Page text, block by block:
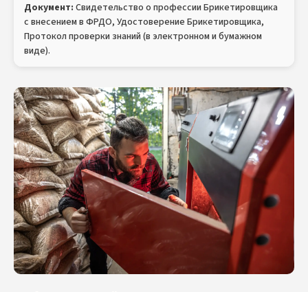
Документ: Свидетельство о профессии Брикетировщика
с внесением в ФРДО, Удостоверение Брикетировщика,
Протокол проверки знаний (в электронном и бумажном
виде).